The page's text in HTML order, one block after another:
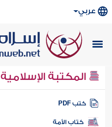
عربي
المكتبة الإسلامية
كتب PDF